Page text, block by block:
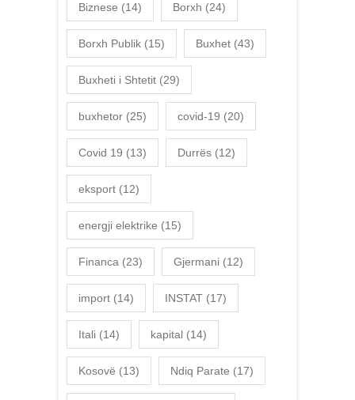
Biznese (14) Borxh (24)
Borxh Publik (15) Buxhet (43)
Buxheti i Shtetit (29)
buxhetor (25) covid-19 (20)
Covid 19 (13) Durrës (12)
eksport (12)
energji elektrike (15)
Financa (23) Gjermani (12)
import (14) INSTAT (17)
Itali (14) kapital (14)
Kosovë (13) Ndiq Parate (17)